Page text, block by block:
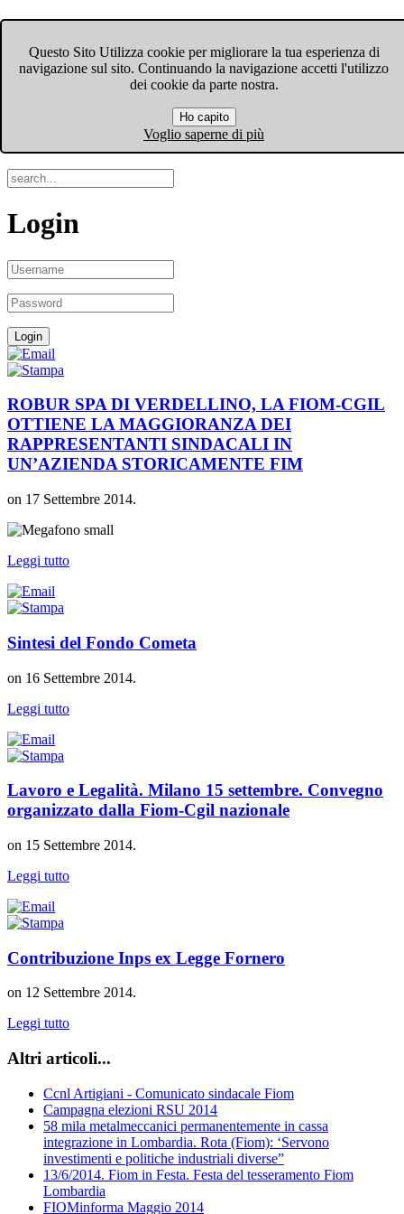
Questo Sito Utilizza cookie per migliorare la tua esperienza di
navigazione sul sito. Continuando la navigazione accetti l'utilizzo
dei cookie da parte nostra.
Ho capito
Voglio saperne di più
Menu
Login
ROBUR SPA DI VERDELLINO, LA FIOM-CGIL
OTTIENE LA MAGGIORANZA DEI
RAPPRESENTANTI SINDACALI IN
UN’AZIENDA STORICAMENTE FIM
on 17 Settembre 2014.
Leggi tutto
Sintesi del Fondo Cometa
on 16 Settembre 2014.
Leggi tutto
Lavoro e Legalità. Milano 15 settembre. Convegno
organizzato dalla Fiom-Cgil nazionale
on 15 Settembre 2014.
Leggi tutto
Contribuzione Inps ex Legge Fornero
on 12 Settembre 2014.
Leggi tutto
Altri articoli...
Ccnl Artigiani - Comunicato sindacale Fiom
Campagna elezioni RSU 2014
58 mila metalmeccanici permanentemente in cassa
integrazione in Lombardia. Rota (Fiom): ‘Servono
investimenti e politiche industriali diverse”
13/6/2014. Fiom in Festa. Festa del tesseramento Fiom
Lombardia
FIOMinforma Maggio 2014